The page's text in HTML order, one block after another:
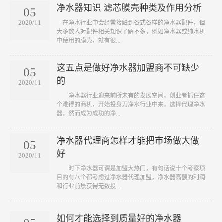
05
2020/11
净水器知识 滤芯膜壳种类及作用分析
​ 在净水行业中会经常接触到各式各样的净水器配件，但
大多数人对配件相关知识了解不多，例如净水器或纯水机
中使用的膜壳，就有很...
05
2020/11
这五点是做好净水器加盟商不可缺少
的
​ 净水器行业迎来前所未有的发展空间，创业者抓住这
个难得的商机，开始投身刀净水行业中来，选择代理净水
器，然而成为成功的净...
05
2020/11
净水器代理商怎样才能把市场做大做
好
​ 时下净水器可谓是加盟大热门，有句话说十个考察项
目的有八个都考虑过净水器代理加盟，净水器高额的利润
和行业前景获得无数投...
如何才能选择到质量好的净水器